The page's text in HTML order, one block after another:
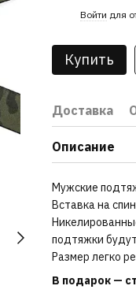
Войти для
Купить
Доставка
Описание
Мужские
Вставка на
подтяжки
Размер легко
В подарок —